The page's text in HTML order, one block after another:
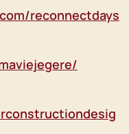
reconnectdays